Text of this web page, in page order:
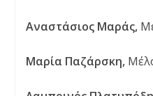
Αναστάσιος Μαράς,
Μαρία Παζάρσκη,